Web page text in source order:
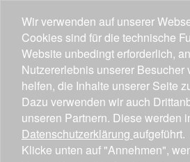
Wir verwenden auf unserer
Cookies sind für die technische
Website unbedingt erforderlich,
Nutzererlebnis unserer Besucher
helfen, die Inhalte unserer Seite
Dazu verwenden wir auch
unseren Partnern. Diese werden
Datenschutzerklärung aufgeführt.
Klicke unten auf "Annehmen",